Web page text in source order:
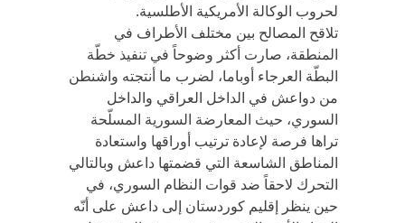
لحروب الوكالة الأمريكية الأطلسية.
تلاقح المصالح بين مختلف الأطراف في
المنطقة، صارت أكثر وضوحاً في تنفيذ خطّة
البطّة العرجاء أوباما، لضرب ما أنتجته واشنطن
من دواعش في الداخل العراقي والداخل
السوري، حيث المعارضة السورية المسلّحة
تراها فرصة لإعادة ترتيب أوراقها واستعادة
المناطق الشاسعة التي قضمتها داعش وبالتالي
التحرك لاحقاً ضد قوات النظام السوري، في
حين ينظر إقليم كوردستان إلى داعش على أنّه